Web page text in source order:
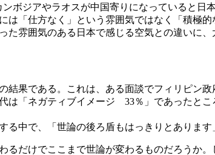
ボジアやラオスが中国寄りになっていると日
「仕方なく」という雰囲気ではなく「積極
雰囲気のある日本で感じる空気との違いに、
果である。これは、ある面談でフィリピン
は「ネガティブイメージ 33％」であったと
中で、「世論の後ろ盾もはっきりとありま
だけでここまで世論が変わるものだろうか